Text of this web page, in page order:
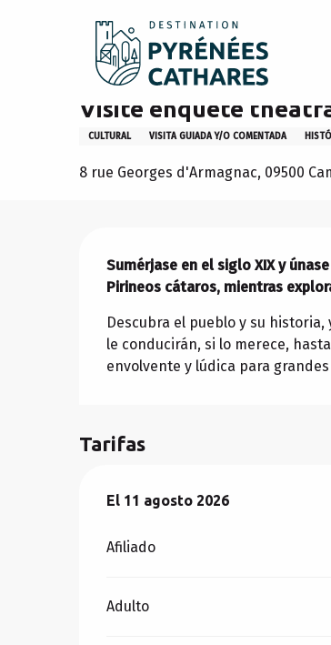
Inicio Permanezca en
Martes 11 agosto de 20:45 a 22:15
Visite enquête
CULTURAL VISITA GUIADA Y/O COMENTADA
8 rue Georges d'Armagnac, 09500
Sumérjase en el siglo XIX y
Pirineos cátaros, mientras
Descubra el pueblo y su
le conducirán, si lo merece,
envolvente y lúdica para
Tarifas
El 11 agosto 2026
El 11 agosto 2026
Afiliado
Adulto